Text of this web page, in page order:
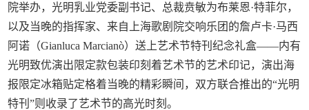
院举办，光明乳业党委副书记、总裁贲敏为布莱恩·特菲尔，
以及当晚的指挥家、来自上海歌剧院交响乐团的詹卢卡·马西
阿诺（Gianluca Marcianò）送上艺术节特刊纪念礼盒——内有
光明致优演出限定款包装印刻着艺术节的艺术印记，演出海
报限定冰箱贴定格着当晚的精彩瞬间，双方联合推出的“光明
特刊”则收录了艺术节的高光时刻。